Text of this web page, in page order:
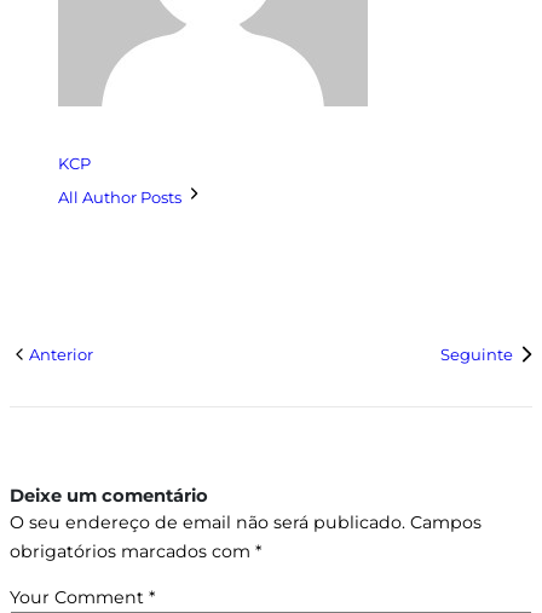
KCP
All Author Posts
Anterior Seguinte
Deixe um comentário
O seu endereço de email não será publicado. Campos
obrigatórios marcados com *
Your Comment *